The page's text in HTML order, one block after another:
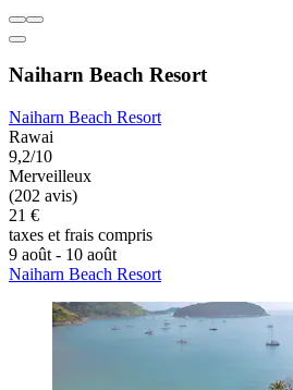
Naiharn Beach Resort
Naiharn Beach Resort
Rawai
9,2/10
Merveilleux
(202 avis)
21 €
taxes et frais compris
9 août - 10 août
Naiharn Beach Resort